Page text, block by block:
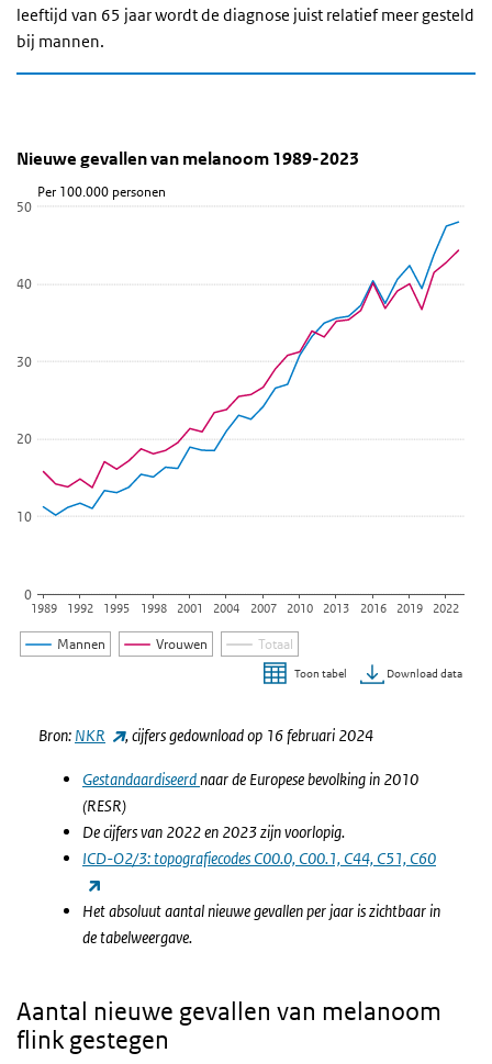
leeftijd van 65 jaar wordt de diagnose juist relatief meer gesteld
bij mannen.
Aantal nieuwe gevallen van melanoom
Sla de grafiek 'Nieuwe gevallen van melanoom 1989-2023' over
Nieuwe gevallen van melanoom 1989-2023
Lijn grafiek met 6 lijnen.
Bekijk als data tabel.
De grafiek heeft 1 Y-as die Per 100.000 personen weergeeft.
Per 100.000 personen
Nieuwe gevallen van melanoom 1989-2023
Mannen Vrouwen Totaal
0
10
20
30
40
50
1989 1992 1995 1998 2001 2004 2007 2010 2013 2016 2019 2022
Toon tabel Download data
Bron: NKR (externe link)
, cijfers gedownload op 16 februari 2024
Gestandaardiseerdnaar de Europese bevolking in 2010
(RESR)
De cijfers van 2022 en 2023 zijn voorlopig.
ICD-O2/3: topografiecodes C00.0, C00.1, C44, C51, C60
Het absoluut aantal nieuwe gevallen per jaar is zichtbaar in
de tabelweergave.
Aantal nieuwe gevallen van melanoom
flink gestegen